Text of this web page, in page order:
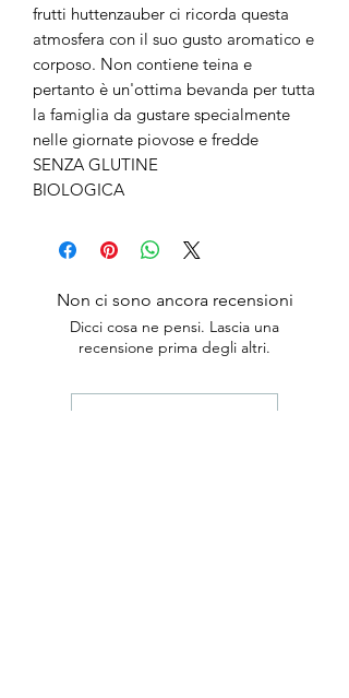
frutti huttenzauber ci ricorda questa
atmosfera con il suo gusto aromatico e
corposo. Non contiene teina e
pertanto è un'ottima bevanda per tutta
la famiglia da gustare specialmente
nelle giornate piovose e fredde
SENZA GLUTINE
BIOLOGICA
Non ci sono ancora recensioni
Dicci cosa ne pensi. Lascia una
recensione prima degli altri.